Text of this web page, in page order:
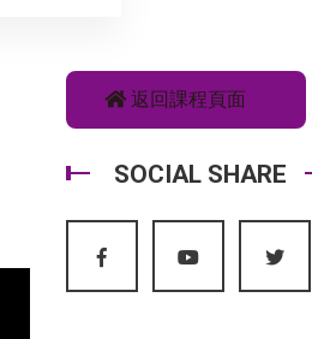
返回課程頁面
SOCIAL SHARE